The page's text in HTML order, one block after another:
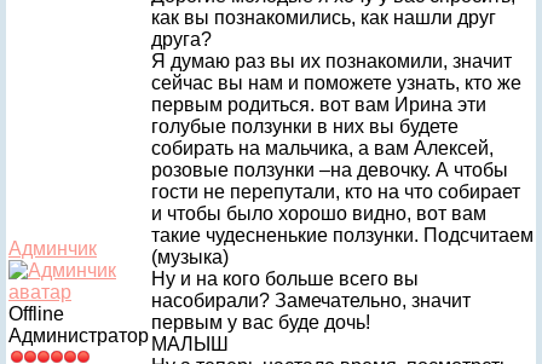
Админчик
Offline
Администратор
как вы познакомились, как нашли друг
друга?
Я думаю раз вы их познакомили, значит
сейчас вы нам и поможете узнать, кто же
первым родиться. вот вам Ирина эти
голубые ползунки в них вы будете
собирать на мальчика, а вам Алексей,
розовые ползунки –на девочку. А чтобы
гости не перепутали, кто на что собирает
и чтобы было хорошо видно, вот вам
такие чудесненькие ползунки. Подсчитаем
(музыка)
Ну и на кого больше всего вы
насобирали? Замечательно, значит
первым у вас буде дочь!
МАЛЫШ